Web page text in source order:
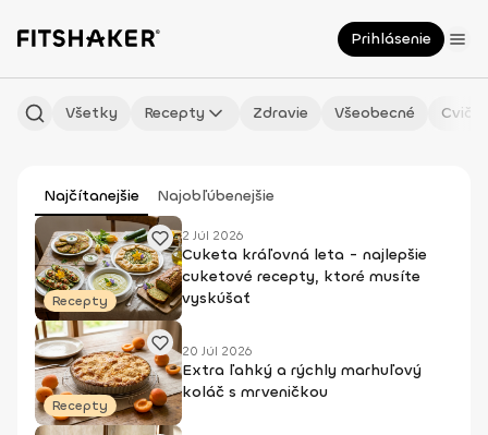
Prihlásenie
Všetky Recepty Zdravie Všeobecné
Najčítanejšie Najobľúbenejšie
Recepty
2 Júl 2026
Cuketa kráľovná leta - najlepšie
cuketové recepty, ktoré musíte
vyskúšať
Recepty
20 Júl 2026
Extra ľahký a rýchly marhuľový
koláč s mrveničkou